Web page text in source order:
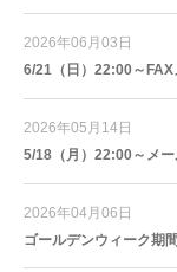
2026年06月03日
6/21（日）22:00～
2026年05月14日
5/18（月）22:00～メ
2026年04月06日
ゴールデンウィーク期